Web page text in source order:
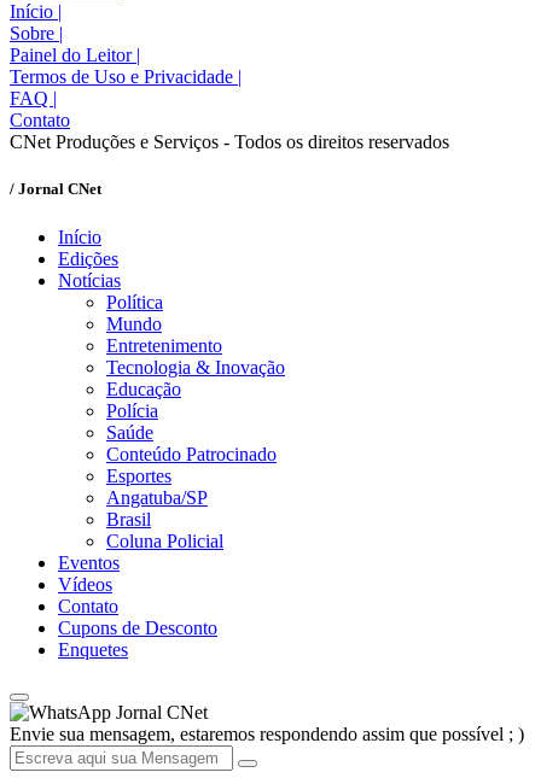
Início |
Sobre |
Painel do Leitor |
Termos de Uso e Privacidade |
FAQ |
Contato
CNet Produções e Serviços - Todos os direitos reservados
/ Jornal CNet
Início
Edições
Notícias
Política
Mundo
Entretenimento
Tecnologia & Inovação
Educação
Polícia
Saúde
Conteúdo Patrocinado
Esportes
Angatuba/SP
Brasil
Coluna Policial
Eventos
Vídeos
Contato
Cupons de Desconto
Enquetes
Jornal CNet
Envie sua mensagem, estaremos respondendo assim que possível ; )